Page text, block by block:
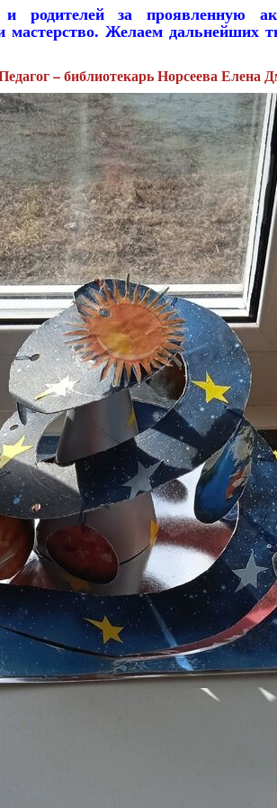
за проявленную
мастерство. Желаем дальнейших
– библиотекарь Норсеева Елена